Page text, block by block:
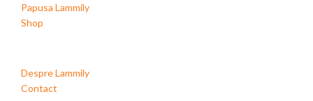
Papusa Lammily
Shop
Despre Lammily
Contact